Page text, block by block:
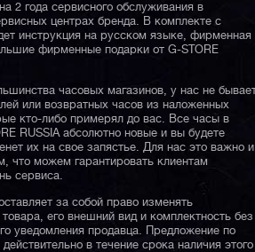
2 года сервисного обслуживания в
центрах бренда. В комплекте с
инструкция на русском языке, фирменная
фирменные подарки от G-STORE
часовых магазинов, у нас не
или возвратных часов из наложенных
кто-либо примерял до вас. Все часы в
RUSSIA абсолютно новые и вы будете
их на свое запястье. Для нас это важно и
что можем гарантировать клиентам
сервиса.
за собой право изменять
его внешний вид и комплектность без
уведомления продавца. Предложение по
в течение срока наличия этого